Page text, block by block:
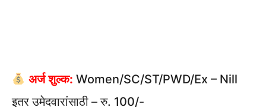
अर्ज शुल्क: Women/SC/ST/PWD/Ex – Nill
इतर उमेदवारांसाठी – रु. 100/-